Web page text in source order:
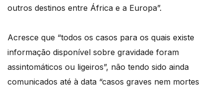
outros destinos entre África e a Europa”.
Acresce que “todos os casos para os quais existe
informação disponível sobre gravidade foram
assintomáticos ou ligeiros”, não tendo sido ainda
comunicados até à data “casos graves nem mortes